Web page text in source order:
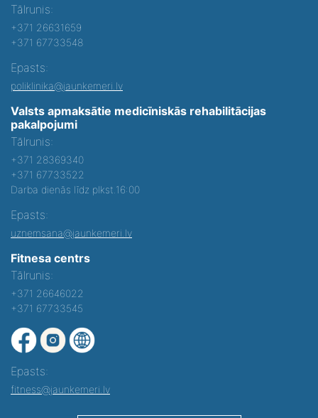
Tālrunis:
+371 26631659
+371 67733548
Epasts:
poliklinika@jaunkemeri.lv
Valsts apmaksātie medicīniskās rehabilitācijas
pakalpojumi
Tālrunis:
+371 28369340
+371 67733522
Darba dienās līdz plkst.16:00
Epasts:
uznemsana@jaunkemeri.lv
Fitnesa centrs
Tālrunis:
+371 26646022
+371 67733545
Epasts:
fitness@jaunkemeri.lv